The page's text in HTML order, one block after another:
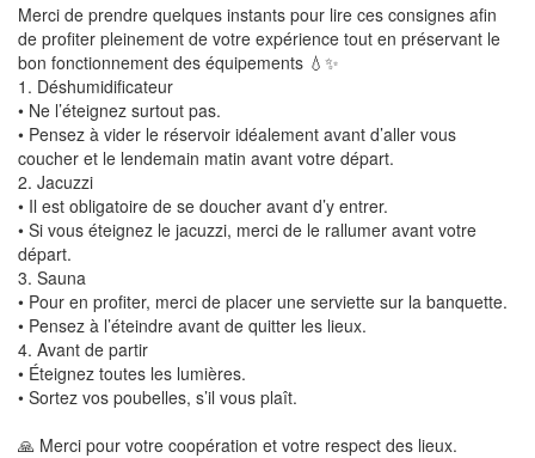
Merci de prendre quelques instants pour lire ces consignes afin
de profiter pleinement de votre expérience tout en préservant le
bon fonctionnement des équipements 💧✨
1. Déshumidificateur
• Ne l’éteignez surtout pas.
• Pensez à vider le réservoir idéalement avant d’aller vous
coucher et le lendemain matin avant votre départ.
2. Jacuzzi
• Il est obligatoire de se doucher avant d’y entrer.
• Si vous éteignez le jacuzzi, merci de le rallumer avant votre
départ.
3. Sauna
• Pour en profiter, merci de placer une serviette sur la banquette.
• Pensez à l’éteindre avant de quitter les lieux.
4. Avant de partir
• Éteignez toutes les lumières.
• Sortez vos poubelles, s’il vous plaît.
🙏 Merci pour votre coopération et votre respect des lieux.